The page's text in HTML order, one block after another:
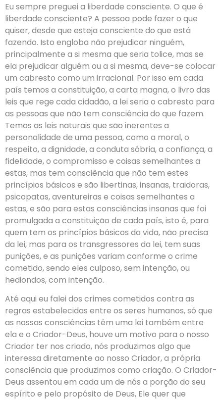
Eu sempre preguei a liberdade consciente. O que é
liberdade consciente? A pessoa pode fazer o que
quiser, desde que esteja consciente do que está
fazendo. Isto engloba não prejudicar ninguém,
principalmente a si mesma que seria tolice, mas se
ela prejudicar alguém ou a si mesma, deve-se colocar
um cabresto como um irracional. Por isso em cada
país temos a constituição, a carta magna, o livro das
leis que rege cada cidadão, a lei seria o cabresto para
as pessoas que não tem consciência do que fazem.
Temos as leis naturais que são inerentes a
personalidade de uma pessoa, como a moral, o
respeito, a dignidade, a conduta sóbria, a confiança, a
fidelidade, o compromisso e coisas semelhantes a
estas, mas tem consciência que não tem estes
princípios básicos e são libertinas, insanas, traidoras,
psicopatas, aventureiras e coisas semelhantes a
estas, e são para estas consciências insanas que foi
promulgada a constituição de cada país, isto é, para
quem tem os princípios básicos da vida, não precisa
da lei, mas para os transgressores da lei, tem suas
punições, e as punições variam conforme o crime
cometido, sendo eles culposo, sem intenção, ou
hediondos, com intenção.
Até aqui eu falei dos crimes cometidos contra as
regras estabelecidas entre os seres humanos, só que
as nossas consciências têm uma lei também entre
ela e o Criador-Deus, houve um motivo para o nosso
Criador ter nos criado, nós produzimos algo que
interessa diretamente ao nosso Criador, a própria
consciência que produzimos como criação. O Criador-
Deus assentou em cada um de nós a porção do seu
espírito e pelo propósito de Deus, Ele quer que